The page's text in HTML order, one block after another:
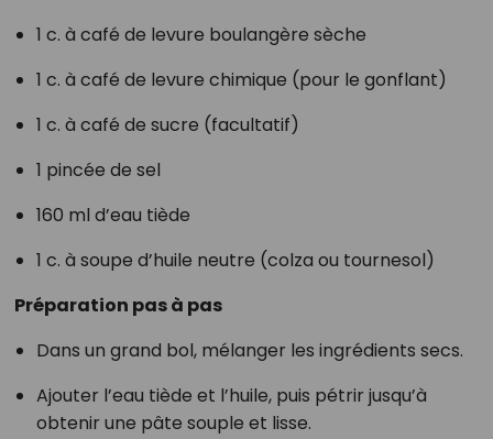
1 c. à café de levure boulangère sèche
1 c. à café de levure chimique (pour le gonflant)
1 c. à café de sucre (facultatif)
1 pincée de sel
160 ml d’eau tiède
1 c. à soupe d’huile neutre (colza ou tournesol)
Préparation pas à pas
Dans un grand bol, mélanger les ingrédients secs.
Ajouter l’eau tiède et l’huile, puis pétrir jusqu’à
obtenir une pâte souple et lisse.